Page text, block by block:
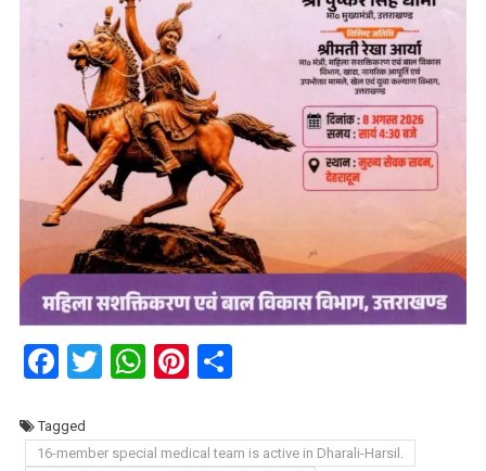
Facebook
Twitter
WhatsApp
Pinterest
Tagged
16-member special medical team is active in Dharali-Harsil.